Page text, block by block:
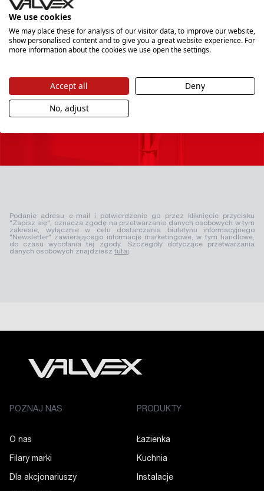
Chcesz być na bieżąco i dostawać najciekawsze
promocje, zapisz się do naszego newslettera.
Podanie adresu e-mail i potwierdzenie go przez kliknięcie przycisku
"Zapisz się", oznacza zgodę na przetwarzanie danych osobowych w tym
zakresie, wyłącznie w celu dostarczania biuletynu informacyjnego
"Newsletter" zawierającego informacje marketingowe, w tym handlowe,
do czasu wycofania tej zgody. Szczegóły dotyczące przetwarzania
danych osobowych znajdziesz tutaj.
POZNAJ NAS
O nas
Filary marki
Dla akcjonariuszy
PRODUKTY
Łazienka
Kuchnia
Instalacje
We use cookies
We may place these for analysis of our visitor data, to improve our website,
show personalised content and to give you a great website experience. For
more information about the cookies we use open the settings.
Accept all
Deny
No, adjust